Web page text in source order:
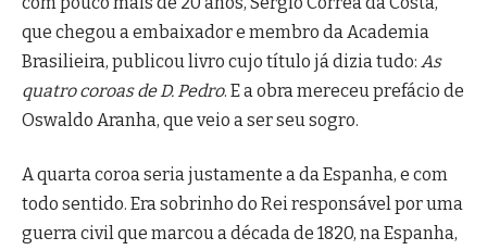
que chegou a embaixador e membro da Academia
Brasilieira, publicou livro cujo título já dizia tudo: As
quatro coroas de D. Pedro. E a obra mereceu prefácio de
Oswaldo Aranha, que veio a ser seu sogro.
A quarta coroa seria justamente a da Espanha, e com
todo sentido. Era sobrinho do Rei responsável por uma
guerra civil que marcou a década de 1820, na Espanha,